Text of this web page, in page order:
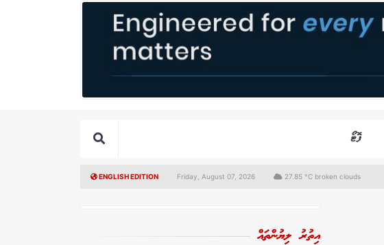
ފޮޓޯ
ENGLISH EDITION Friday, August 07, 2026 27.85 °C broken clouds
އިތުރު ލިޔުންތައް